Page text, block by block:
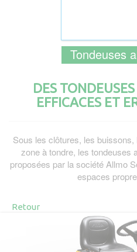
Tondeuses
DES
EFFICACES ET
Sous les clôtures, les
zone à tondre, les tondeuses
proposées par la société Allmo
espaces
Retour